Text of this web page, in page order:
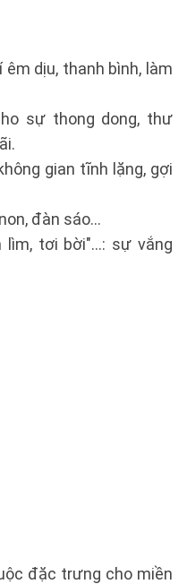
dịu, thanh bình, làm
sự thong dong, thư
gian tĩnh lặng, gợi
đàn sáo...
lìm, tơi bời"…: sự vắng
đặc trưng cho miền